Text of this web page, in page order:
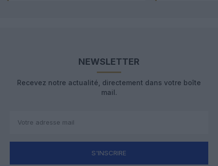
NEWSLETTER
Recevez notre actualité, directement dans votre boîte
mail.
S'INSCRIRE